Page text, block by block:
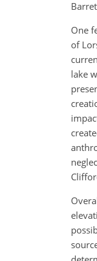
One
of
lake